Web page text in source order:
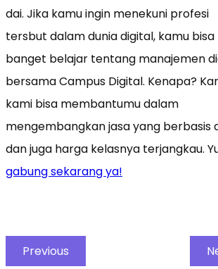
dai. Jika kamu ingin menekuni profesi
tersbut dalam dunia digital, kamu bisa
banget belajar tentang manajemen
bersama Campus Digital. Kenapa?
kami bisa membantumu dalam
mengembangkan jasa yang berbasis
dan juga harga kelasnya terjangkau.
gabung sekarang ya!
Previous